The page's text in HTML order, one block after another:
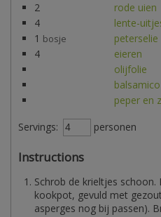
2
rode uien
4
lente-
1 bosje
peterselie
4
eieren
olijfolie
balsamico
peper en
Servings:
personen
Instructions
Schrob de krieltjes schoon.
kookpot, gevuld met
asperges nog bij passen).